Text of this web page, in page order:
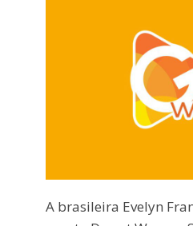
A brasileira Evelyn